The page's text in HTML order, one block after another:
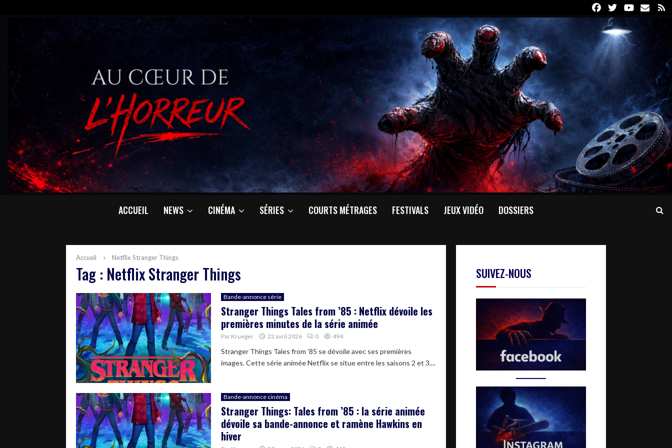
FacebookTwitterYoutube
Email
ACCUEIL NEWS CINÉMA SÉRIES COURTS MÉTRAGES FESTIVALS JEUX VIDÉO DOSSIERS
Accueil Netflix Stranger Things
Tag : Netflix Stranger Things
Bande-annonce série
Stranger Things Tales from ’85 : Netflix dévoile les
premières minutes de la série animée
Par Krueger 22 avril 2026 0 494
Stranger Things Tales from ’85 se dévoile avec ses premières
images. Cette série animée Netflix se situe entre les saisons 2 et 3....
Bande-annonce cinéma
Stranger Things: Tales from ’85 : la série animée
dévoile sa bande-annonce et ramène Hawkins en
hiver
SUIVEZ-NOUS